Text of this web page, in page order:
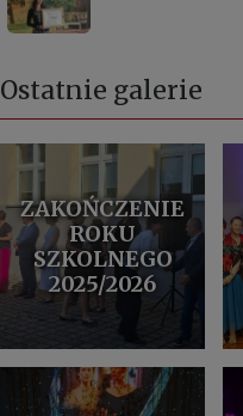
Ostatnie galerie
ZAKOŃCZENIE
ROKU
SZKOLNEGO
2025/2026